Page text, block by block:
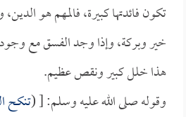
تكون فائدتها كبيرة، فالمهم هو
خير وبركة، وإذا وجد الفسق مع
هذا خلل كبير ونقص عظيم.
وقوله صلى الله عليه وسلم: [ (تنكح